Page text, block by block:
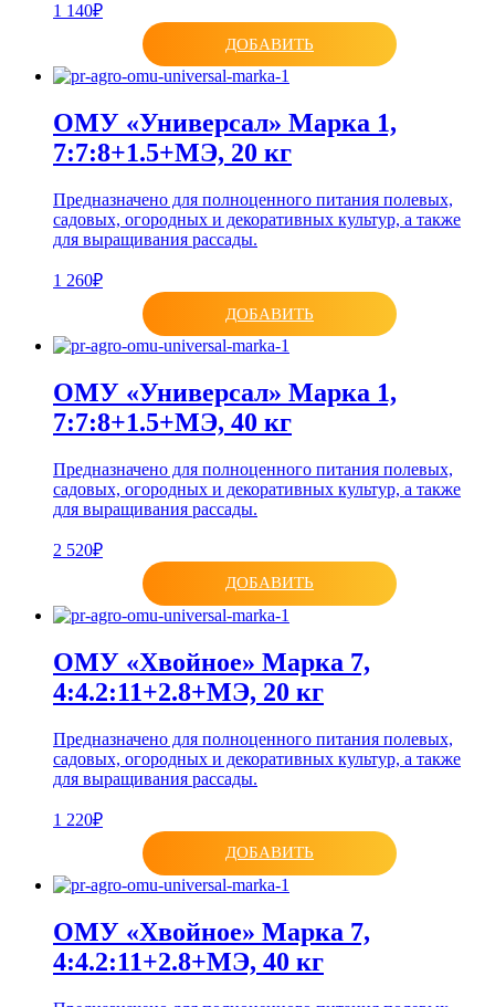
1 140₽
ДОБАВИТЬ
ОМУ «Универсал» Марка 1,
7:7:8+1.5+МЭ, 20 кг
Предназначено для полноценного питания полевых,
садовых, огородных и декоративных культур, а также
для выращивания рассады.
1 260₽
ДОБАВИТЬ
ОМУ «Универсал» Марка 1,
7:7:8+1.5+МЭ, 40 кг
Предназначено для полноценного питания полевых,
садовых, огородных и декоративных культур, а также
для выращивания рассады.
2 520₽
ДОБАВИТЬ
ОМУ «Хвойное» Марка 7,
4:4.2:11+2.8+МЭ, 20 кг
Предназначено для полноценного питания полевых,
садовых, огородных и декоративных культур, а также
для выращивания рассады.
1 220₽
ДОБАВИТЬ
ОМУ «Хвойное» Марка 7,
4:4.2:11+2.8+МЭ, 40 кг